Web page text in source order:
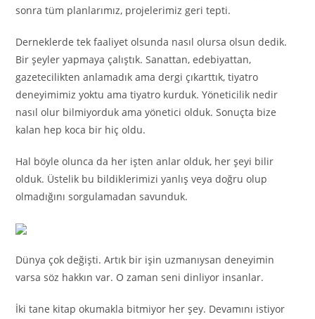
sonra tüm planlarımız, projelerimiz geri tepti.
Derneklerde tek faaliyet olsunda nasıl olursa olsun dedik.
Bir şeyler yapmaya çalıştık. Sanattan, edebiyattan,
gazetecilikten anlamadık ama dergi çıkarttık, tiyatro
deneyimimiz yoktu ama tiyatro kurduk. Yöneticilik nedir
nasıl olur bilmiyorduk ama yönetici olduk. Sonuçta bize
kalan hep koca bir hiç oldu.
Hal böyle olunca da her işten anlar olduk, her şeyi bilir
olduk. Üstelik bu bildiklerimizi yanlış veya doğru olup
olmadığını sorgulamadan savunduk.
Dünya çok değişti. Artık bir işin uzmanıysan deneyimin
varsa söz hakkın var. O zaman seni dinliyor insanlar.
İki tane kitap okumakla bitmiyor her şey. Devamını istiyor